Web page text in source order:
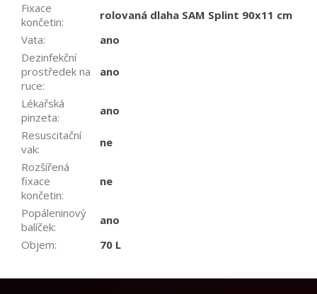
Fixace
končetin:
rolovaná dlaha SAM Splint 90x11 cm
Vata:
ano
Dezinfekční
prostředek na
ruce:
ano
Lékařská
pinzeta:
ano
Resuscitační
vak:
ne
Rozšířená
fixace
končetin:
ne
Popáleninový
balíček:
ano
Objem: 70 L